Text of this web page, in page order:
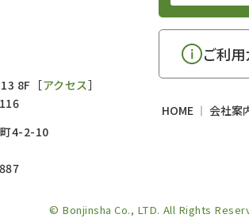
8F［アクセス］
4-2-10
ご利
HOME 会社案
© Bonjinsha Co., LTD. All Rights